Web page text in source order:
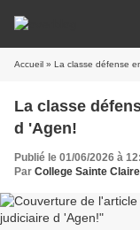
Accueil » La classe défense
La classe
d 'Agen!
Publié le 01/06/2026 à
Par College Sainte Claire